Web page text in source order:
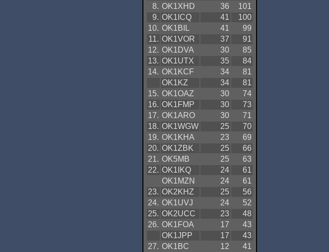
8. OK1XHD 36
101
9. OK1ICQ 41
100
10. OK1BIL 41
99
11. OK1VOR 37
91
12. OK1DVA 30
85
13. OK1UTX 35
84
14. OK1KCF 34
81
OK1KZ
34
81
15. OK1OAZ 30
74
16. OK1FMP 30
73
17. OK1ARO 30
71
18. OK1WGW 25
70
19. OK1KHA 23
69
20. OK1ZBK 25
66
21. OK5MB 25
63
22. OK1IKQ 24
61
OK1MZN
24
61
23. OK2KHZ 25
56
24. OK1UVJ 24
52
25. OK2UCC 23
48
26. OK1FOA 17
43
OK1JPP
17
43
27. OK1BC 12
41